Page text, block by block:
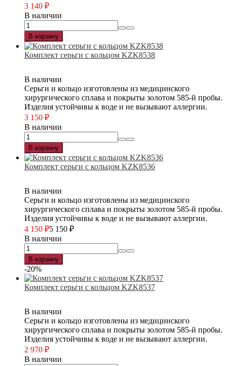
3 140 ₽
В наличии
В корзину
Комплект серьги с кольцом KZK8538
В наличии
Серьги и кольцо изготовлены из медицинского
хирургического сплава и покрыты золотом 585-й пробы.
Изделия устойчивы к воде и не вызывают аллергии.
3 150 ₽
В наличии
В корзину
Комплект серьги с кольцом KZK8536
В наличии
Серьги и кольцо изготовлены из медицинского
хирургического сплава и покрыты золотом 585-й пробы.
Изделия устойчивы к воде и не вызывают аллергии.
4 150 ₽5 150 ₽
В наличии
В корзину
-20%
Комплект серьги с кольцом KZK8537
В наличии
Серьги и кольцо изготовлены из медицинского
хирургического сплава и покрыты золотом 585-й пробы.
Изделия устойчивы к воде и не вызывают аллергии.
2 970 ₽
В наличии